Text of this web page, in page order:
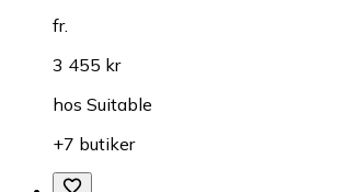
fr.
3 455 kr
hos Suitable
+7 butiker